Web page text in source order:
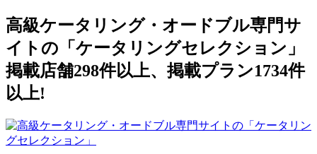
高級ケータリング・オードブル専門サ
イトの「ケータリングセレクション」
掲載店舗298件以上、掲載プラン1734件
以上!